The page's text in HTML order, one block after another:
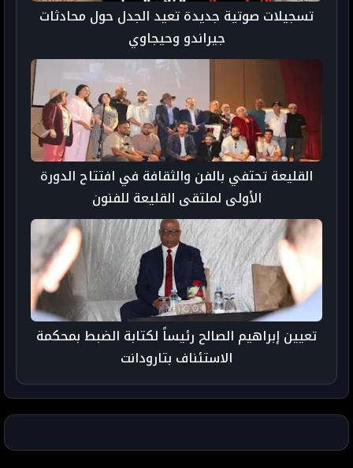
تسجيلات صوتية جديدة تعيد الجدل حول محادثات
جيراندو وحيجاوي
القليعة تحتفي بالفن والثقافة في افتتاح الدورة
الأولى لملتقى القليعة للفنون
تعيين إبراهيم الصالح رئيساً لكتابة الضبط بمحكمة
الاستئناف بتارودانت